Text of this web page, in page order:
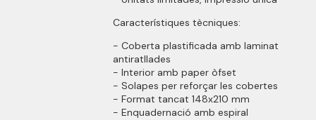
Característiques tècniques:
- Coberta plastificada amb laminat
antiratllades
- Interior amb paper òfset
- Solapes per reforçar les cobertes
- Format tancat 148x210 mm
- Enquadernació amb espiral